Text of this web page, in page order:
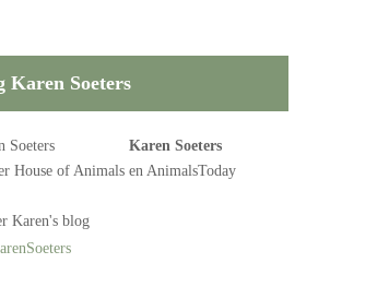
Karen Soeters
Karen Soeters
House of Animalsen AnimalsToday
Karen's blog